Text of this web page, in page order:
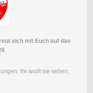
sich mit Euch auf das
Ihr wollt sie sehen,